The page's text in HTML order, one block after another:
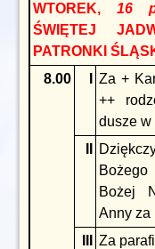
WTOREK,16
ŚWIĘTEJ
PATRONKI
8.00
Za +
++
dusze w
Bożej
Anny za
Za